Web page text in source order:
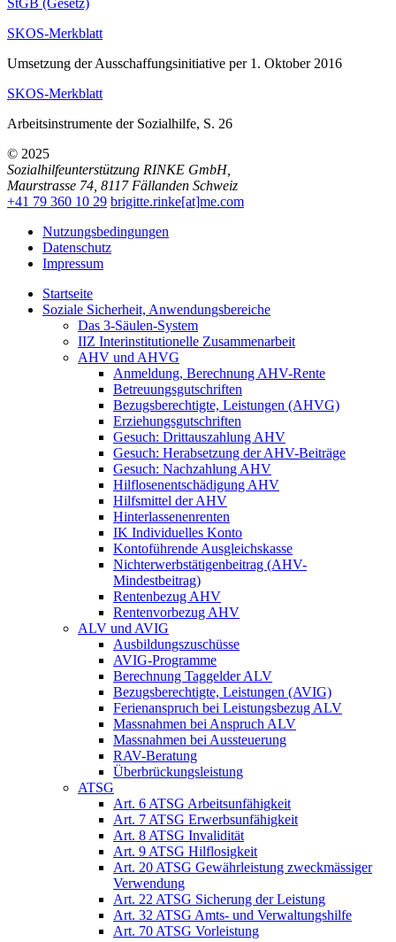
SKOS-Merkblatt
Umsetzung der Ausschaffungsinitiative per 1. Oktober 2016
SKOS-Merkblatt
Arbeitsinstrumente der Sozialhilfe, S. 26
© 2025
Sozialhilfeunterstützung RINKE GmbH,
Maurstrasse 74 8117 Fällanden Schweiz
+41 79 360 10 29 brigitte.rinke[at]me.com
Nutzungsbedingungen
Datenschutz
Impressum
Startseite
Soziale Sicherheit, Anwendungsbereiche
Das 3-Säulen-System
IIZ Interinstitutionelle Zusammenarbeit
AHV und AHVG
Anmeldung, Berechnung AHV-Rente
Betreuungsgutschriften
Bezugsberechtigte, Leistungen (AHVG)
Erziehungsgutschriften
Gesuch: Drittauszahlung AHV
Gesuch: Herabsetzung der AHV-Beiträge
Gesuch: Nachzahlung AHV
Hilflosenentschädigung AHV
Hilfsmittel der AHV
Hinterlassenenrenten
IK Individuelles Konto
Kontoführende Ausgleichskasse
Nichterwerbstätigenbeitrag (AHV-
Mindestbeitrag)
Rentenbezug AHV
Rentenvorbezug AHV
ALV und AVIG
Ausbildungszuschüsse
AVIG-Programme
Berechnung Taggelder ALV
Bezugsberechtigte, Leistungen (AVIG)
Ferienanspruch bei Leistungsbezug ALV
Massnahmen bei Anspruch ALV
Massnahmen bei Aussteuerung
RAV-Beratung
Überbrückungsleistung
ATSG
Art. 6 ATSG Arbeitsunfähigkeit
Art. 7 ATSG Erwerbsunfähigkeit
Art. 8 ATSG Invalidität
Art. 9 ATSG Hilflosigkeit
Art. 20 ATSG Gewährleistung zweckmässiger
Verwendung
Art. 22 ATSG Sicherung der Leistung
Art. 32 ATSG Amts- und Verwaltungshilfe
Art. 70 ATSG Vorleistung